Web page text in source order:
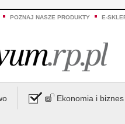
POZNAJ NASZE PRODUKTY E-
Ekonomia i biznes